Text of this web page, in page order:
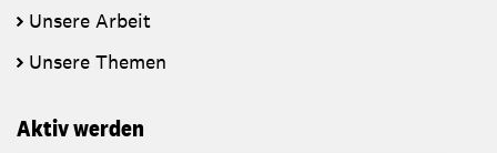
Unsere Arbeit
Unsere Themen
Aktiv werden